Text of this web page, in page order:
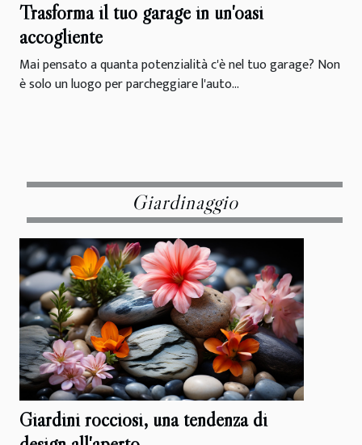
Trasforma il tuo garage in un'oasi
accogliente
Mai pensato a quanta potenzialità c'è nel tuo garage? Non
è solo un luogo per parcheggiare l'auto...
Giardinaggio
Giardini rocciosi, una tendenza di